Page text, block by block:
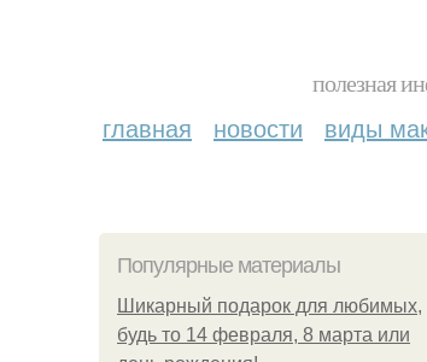
полезная
главная новости виды
Популярные материалы
Шикарный подарок для любимых,
будь то 14 февраля, 8 марта или